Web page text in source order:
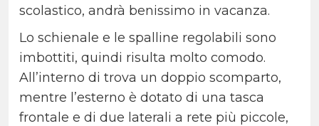
scolastico, andrà benissimo in vacanza.
Lo schienale e le spalline regolabili sono
imbottiti, quindi risulta molto comodo.
All’interno di trova un doppio scomparto,
mentre l’esterno è dotato di una tasca
frontale e di due laterali a rete più piccole,